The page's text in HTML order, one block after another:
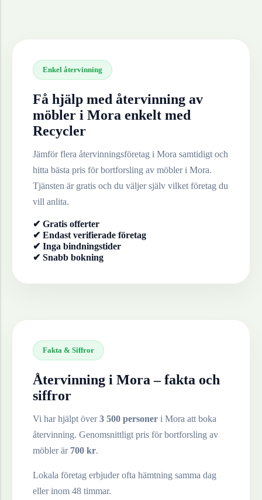
Enkel återvinning
Få hjälp med återvinning av
möbler i Mora enkelt med
Recycler
Jämför flera återvinningsföretag i Mora samtidigt och
hitta bästa pris för bortforsling av möbleri Mora.
Tjänsten är gratis och du väljer själv vilket företag du
vill anlita.
✔ Gratis offerter
✔ Endast verifierade företag
✔ Inga bindningstider
✔ Snabb bokning
Fakta & Siffror
Återvinning i Mora – fakta och
siffror
Vi har hjälpt över3 500 personer i Mora att boka
återvinning. Genomsnittligt pris för bortforsling av
möblerär 700 kr.
Lokala företag erbjuder ofta hämtning samma dag
eller inom 48 timmar.